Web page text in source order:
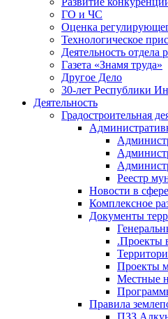
ГО и ЧС
Оценка
Технологическое
Деятельность отдела
Газета «Знамя труда»
Другое Дело
30-лет Республики
Деятельность
Градостроительная
Реестр
Новости в
Комплексное
Документы
.Проекты
Проекты
Местные
Правила
ПЗЗ